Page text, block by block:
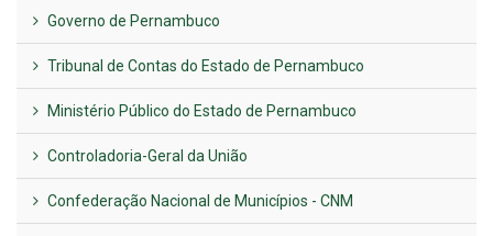
Governo de Pernambuco
Tribunal de Contas do Estado de Pernambuco
Ministério Público do Estado de Pernambuco
Controladoria-Geral da União
Confederação Nacional de Municípios - CNM